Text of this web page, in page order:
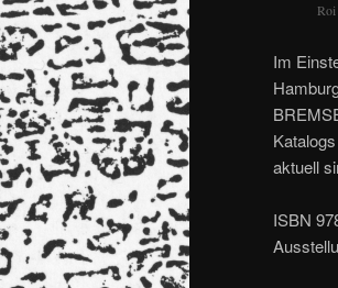
Roi
Im
aktuell
ISBN